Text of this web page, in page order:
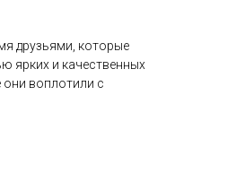
друзьями, которые
ярких и качественных
воплотили с